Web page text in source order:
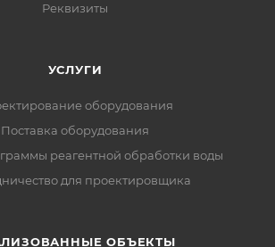
Реквизиты
УСЛУГИ
оборудования
Поставка оборудования
реагентной обработки воды
для проектировщика
ОБЪЕКТЫ